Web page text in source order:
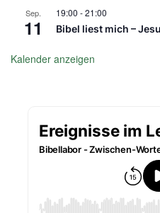
Sep.
11
19:00 -21:00
Bibel liest mich –
Kalender anzeigen